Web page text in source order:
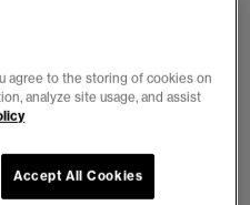
3 4
agree to the storing of cookies on
analyze site usage, and assist
Accept All Cookies